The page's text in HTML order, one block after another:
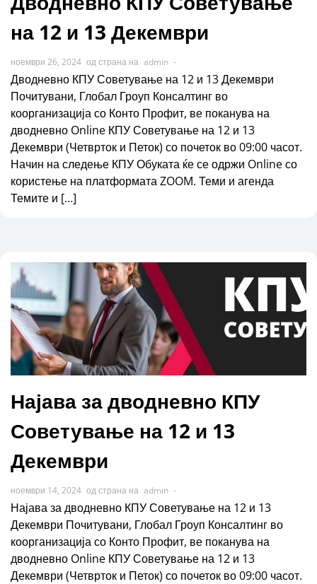
на 12 и 13 Декември
ноември 26, 2024 од страна на admin -
Дводневно КПУ Советување на 12 и 13 Декември
Почитувани, Глобал Гроуп Консалтинг во
коорганизација со Конто Профит, ве поканува на
дводневно Online КПУ Советување на 12 и 13
Декември (Четврток и Петок) со почеток во 09:00 часот.
Начин на следење КПУ Обуката ќе се одржи Online со
користење на платформата ZOOM. Теми и агенда
Темите и […]
Најава за дводневно КПУ
Советување на 12 и 13
Декември
ноември 14, 2024 од страна на admin -
Најава за дводневно КПУ Советување на 12 и 13
Декември Почитувани, Глобал Гроуп Консалтинг во
коорганизација со Конто Профит, ве поканува на
дводневно Online КПУ Советување на 12 и 13
Декември (Четврток и Петок) со почеток во 09:00 часот.